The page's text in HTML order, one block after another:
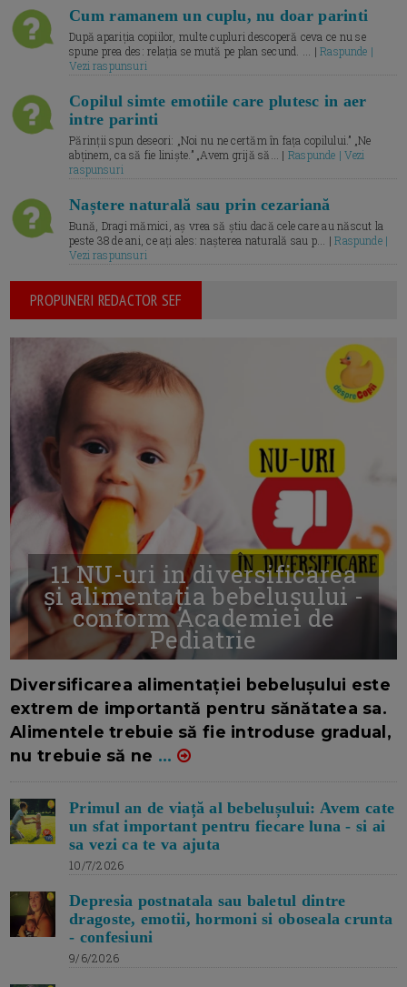
Cum ramanem un cuplu, nu doar parinti
După apariția copiilor, multe cupluri descoperă ceva ce nu se
spune prea des: relația se mută pe plan secund. ... |Raspunde |
Vezi raspunsuri
Copilul simte emotiile care plutesc in aer
intre parinti
Părinții spun deseori: „Noi nu ne certăm în fața copilului.” „Ne
abținem, ca să fie liniște.” „Avem grijă să... | Raspunde | Vezi
raspunsuri
Naștere naturală sau prin cezariană
Bună, Dragi mămici, aș vrea să știu dacă cele care au născut la
peste 38 de ani, ce ați ales: nașterea naturală sau p... |Raspunde |
Vezi raspunsuri
PROPUNERI REDACTOR SEF
11 NU-uri in diversificarea
și alimentația bebelușului -
conform Academiei de
Pediatrie
Diversificarea alimentației bebelușului este
extrem de importantă pentru sănătatea sa.
Alimentele trebuie să fie introduse gradual,
nu trebuie să ne ...
Primul an de viață al bebelușului: Avem cate
un sfat important pentru fiecare luna - si ai
sa vezi ca te va ajuta
10/7/2026
Depresia postnatala sau baletul dintre
dragoste, emotii, hormoni si oboseala crunta
- confesiuni
9/6/2026